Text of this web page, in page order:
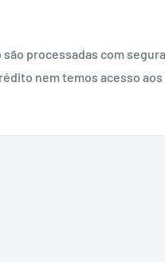
processadas com
nem temos acesso